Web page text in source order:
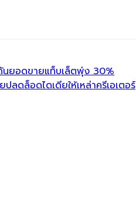
ยอดขายแท็บเล็ตพุ่ง 30%
ลดล็อดไดเดียให้เหล่าครีเอเตอร์